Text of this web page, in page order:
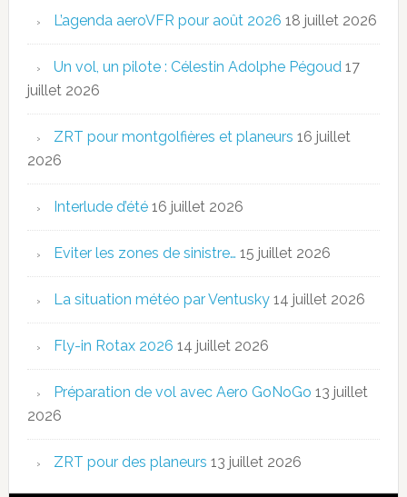
L’agenda aeroVFR pour août 2026 18 juillet 2026
Un vol, un pilote : Célestin Adolphe Pégoud 17
juillet 2026
ZRT pour montgolfières et planeurs 16 juillet
2026
Interlude d’été 16 juillet 2026
Eviter les zones de sinistre… 15 juillet 2026
La situation météo par Ventusky 14 juillet 2026
Fly-in Rotax 2026 14 juillet 2026
Préparation de vol avec Aero GoNoGo 13 juillet
2026
ZRT pour des planeurs 13 juillet 2026